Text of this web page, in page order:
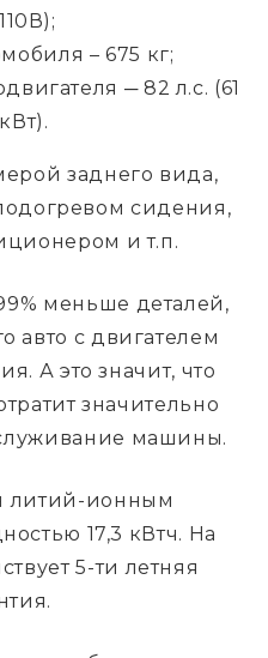
– 675 кг;
─ 82 л.с. (61
кВт).
заднего вида,
сидения,
и т.п.
меньше деталей,
авто с двигателем
А это значит, что
значительно
машины.
литий-ионным
17,3 кВтч. На
5-ти летняя